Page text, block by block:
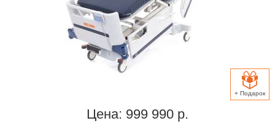
+ Подарок
Цена: 999 990 р.